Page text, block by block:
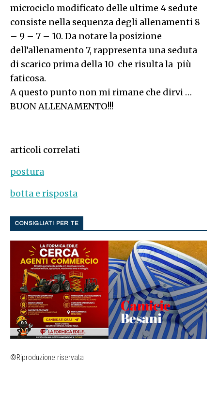
microciclo modificato delle ultime 4 sedute
consiste nella sequenza degli allenamenti 8
– 9 – 7 – 10. Da notare la posizione
dell’allenamento 7, rappresenta una seduta
di scarico prima della 10 che risulta la più
faticosa.
A questo punto non mi rimane che dirvi …
BUON ALLENAMENTO!!!
articoli correlati
postura
botta e risposta
CONSIGLIATI PER TE
©Riproduzione riservata